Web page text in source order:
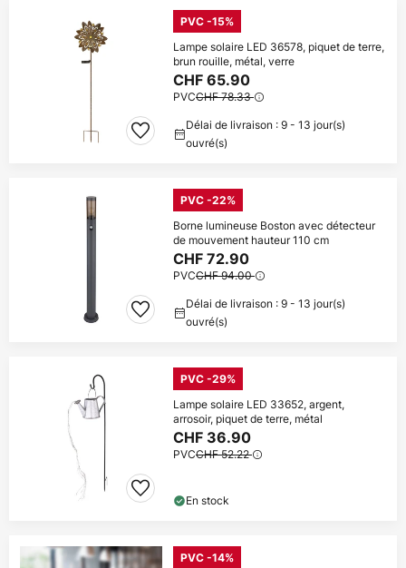
PVC -15%
Lampe solaire LED 36578, piquet de terre,
brun rouille, métal, verre
CHF 65.90
PVCCHF 78.33
Délai de livraison : 9 - 13 jour(s)
ouvré(s)
PVC -22%
Borne lumineuse Boston avec détecteur
de mouvement hauteur 110 cm
CHF 72.90
PVCCHF 94.00
Délai de livraison : 9 - 13 jour(s)
ouvré(s)
PVC -29%
Lampe solaire LED 33652, argent,
arrosoir, piquet de terre, métal
CHF 36.90
PVCCHF 52.22
En stock
PVC -14%